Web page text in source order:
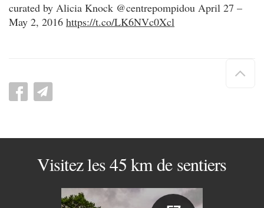
curated by Alicia Knock @centrepompidou April 27 –
May 2, 2016 https://t.co/LK6NVc0Xcl
de
Visitez les 45 km de sentiers